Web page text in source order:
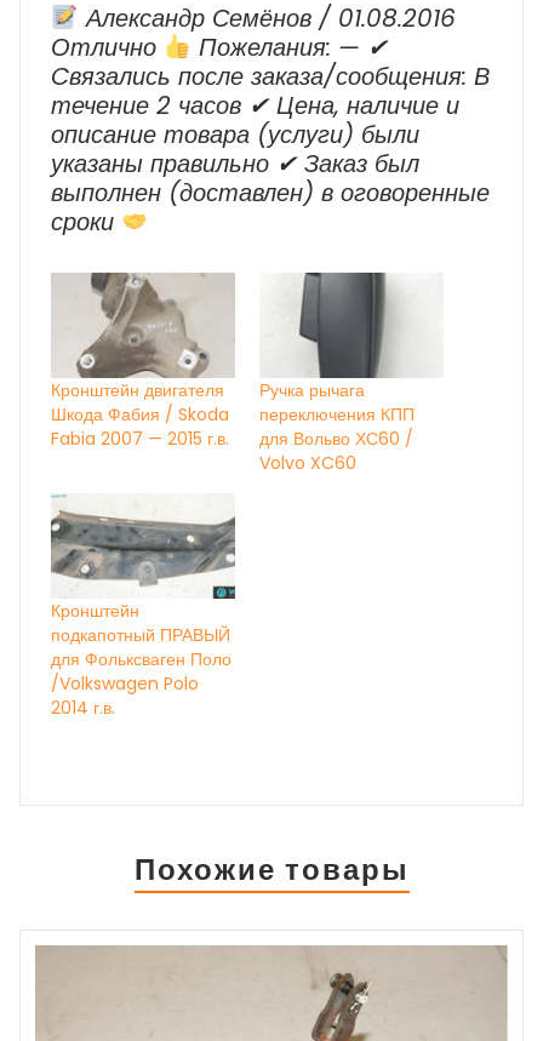
Александр Семёнов / 01.08.2016
Отлично
Пожелания: — ✔
Cвязались после заказа/сообщения: В
течение 2 часов ✔ Цена, наличие и
описание товара (услуги) были
указаны правильно ✔ Заказ был
выполнен (доставлен) в оговоренные
сроки
Кронштейн двигателя
Шкода Фабия / Skoda
Fabia 2007 — 2015 г.в.
Ручка рычага
переключения КПП
для Вольво ХС60 /
Volvo XC60
Кронштейн
подкапотный ПРАВЫЙ
для Фольксваген Поло
/Volkswagen Polo
2014 г.в.
Похожие товары